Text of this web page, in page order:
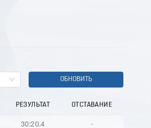
ОБНОВИТЬ
РЕЗУЛЬТАТ ОТСТАВАНИЕ
30:20.4 -